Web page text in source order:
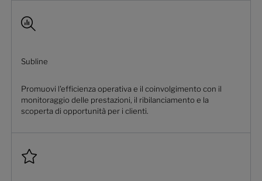
Subline
Promuovi l'efficienza operativa e il coinvolgimento con il
monitoraggio delle prestazioni, il ribilanciamento e la
scoperta di opportunità per i clienti.